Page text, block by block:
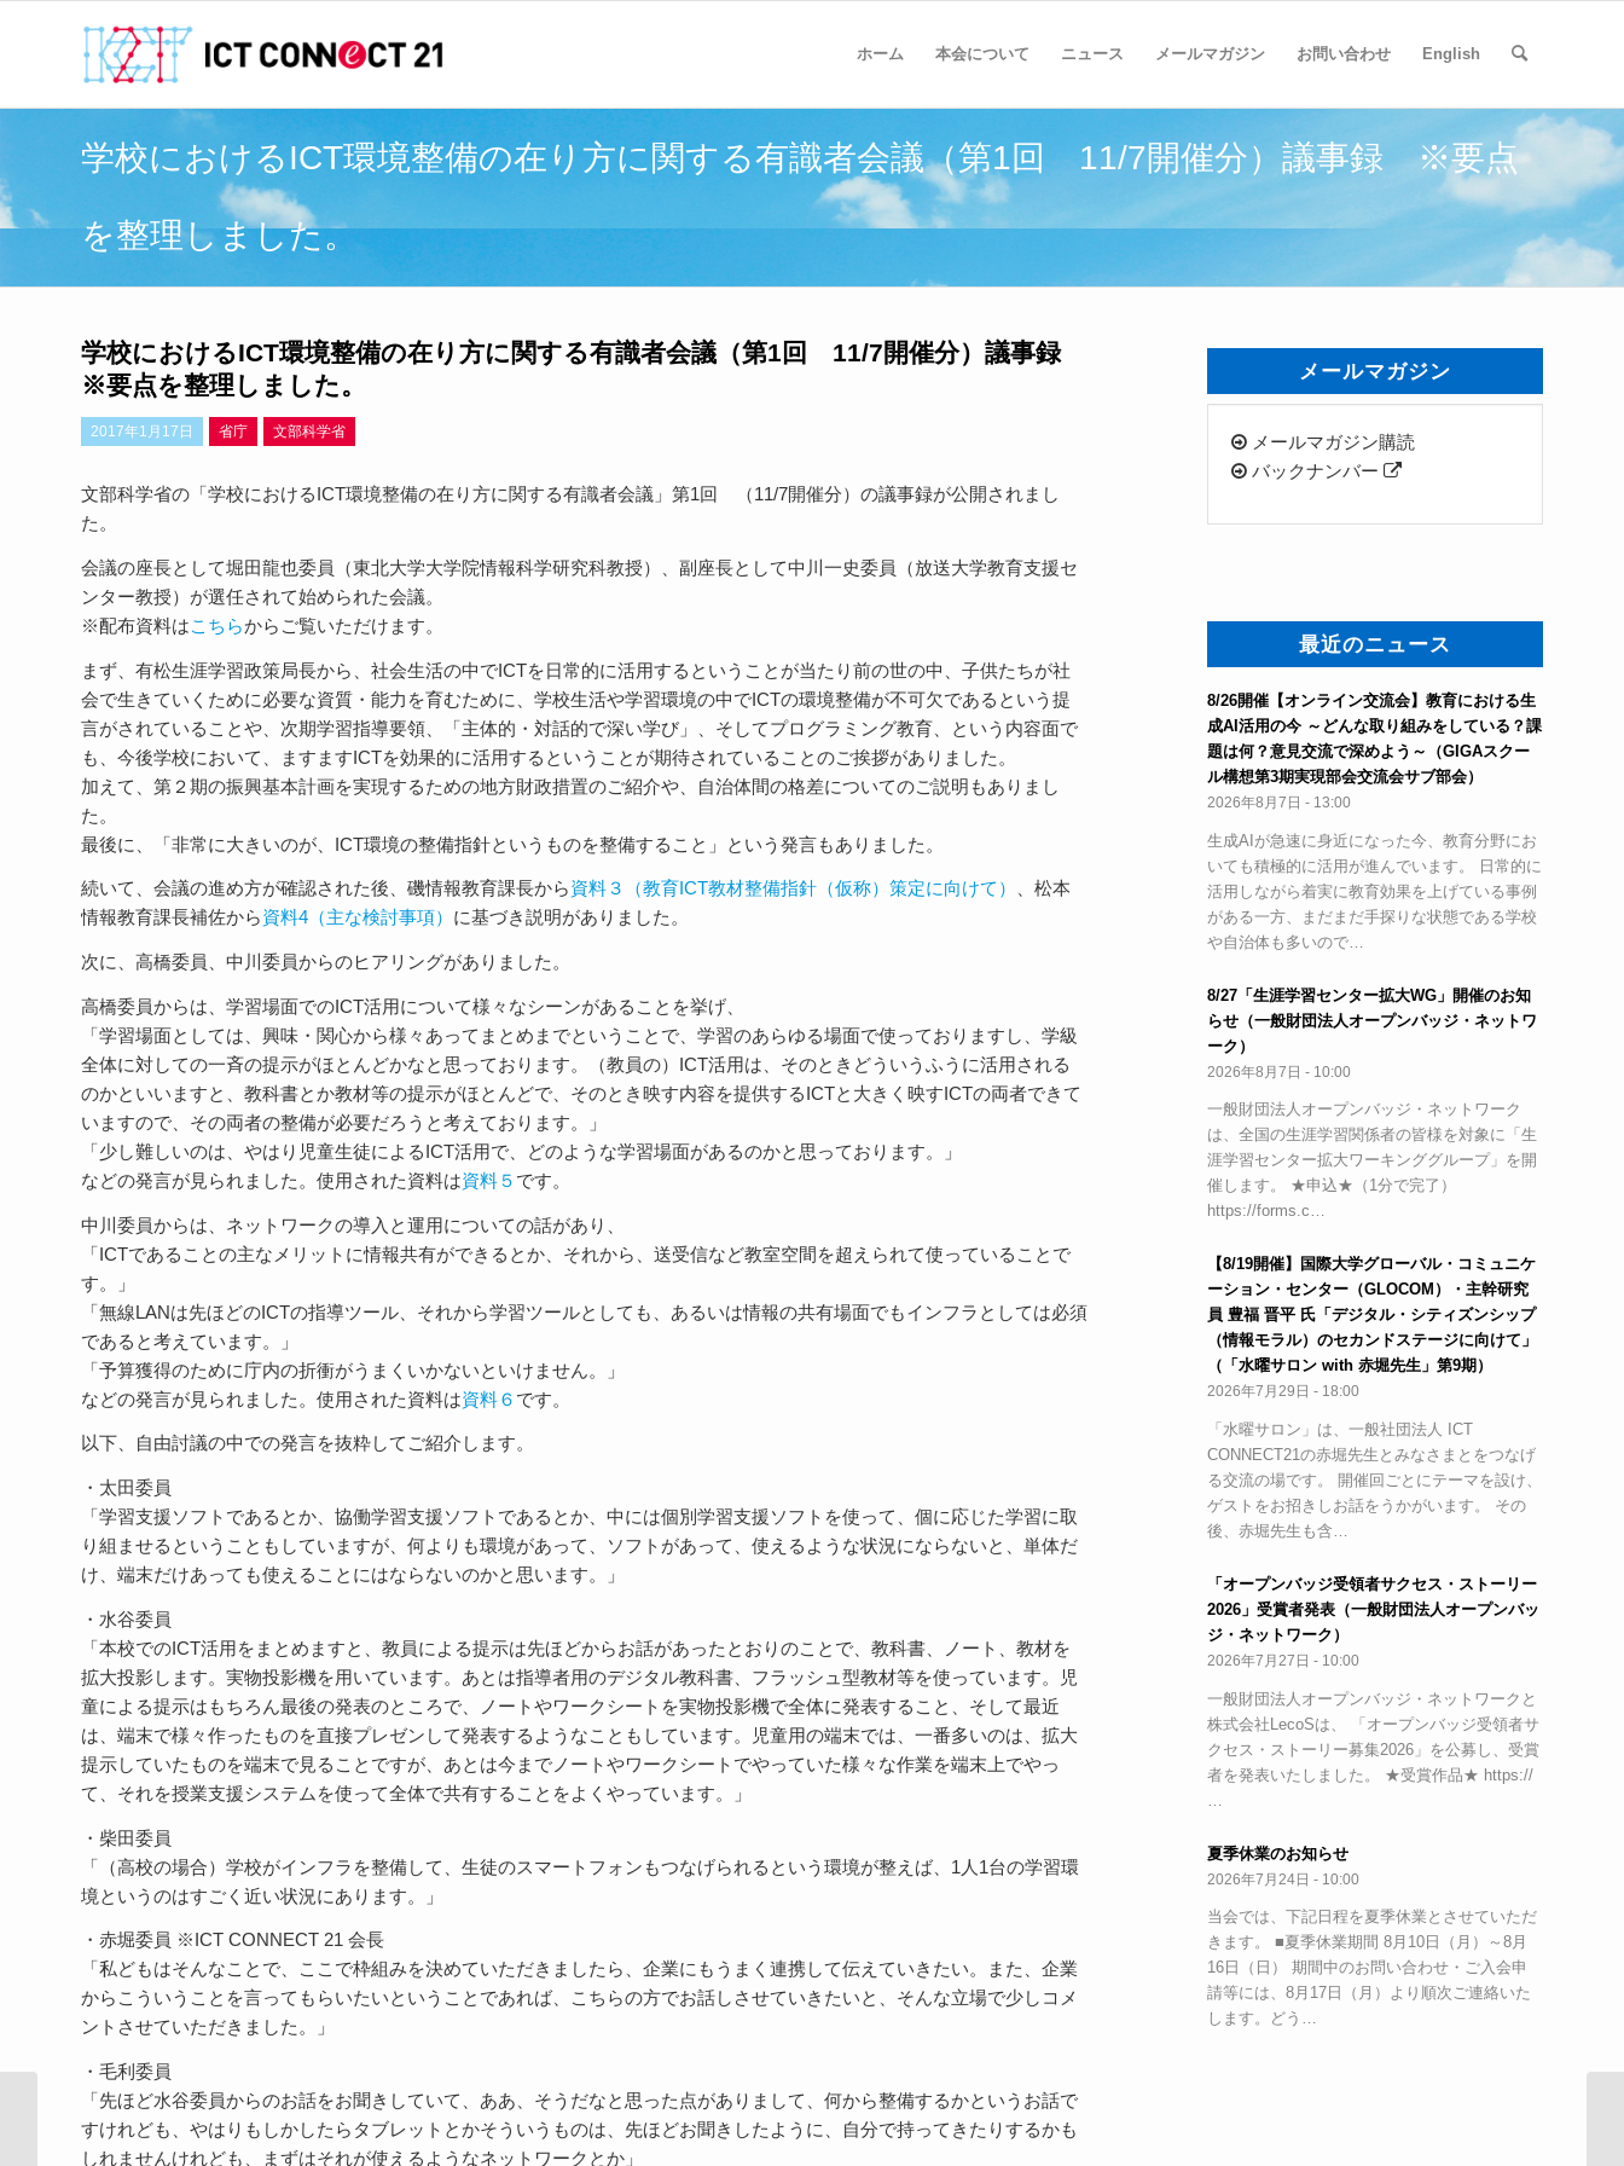
ホーム 本会について ニュース メールマガジン お問い合わせ English
学校におけるICT環境整備の在り方に関する有識者会議（第1回 11/7開催分）議事録 ※要点
を整理しました。
学校におけるICT環境整備の在り方に関する有識者会議（第1回 11/7開催分）議事録
※要点を整理しました。
2017年1月17日 省庁 文部科学省
文部科学省の「学校におけるICT環境整備の在り方に関する有識者会議」第1回 （11/7開催分）の議事録が公開されまし
た。
会議の座長として堀田龍也委員（東北大学大学院情報科学研究科教授）、副座長として中川一史委員（放送大学教育支援セ
ンター教授）が選任されて始められた会議。
※配布資料はこちらからご覧いただけます。
まず、有松生涯学習政策局長から、社会生活の中でICTを日常的に活用するということが当たり前の世の中、子供たちが社
会で生きていくために必要な資質・能力を育むために、学校生活や学習環境の中でICTの環境整備が不可欠であるという提
言がされていることや、次期学習指導要領、「主体的・対話的で深い学び」、そしてプログラミング教育、という内容面で
も、今後学校において、ますますICTを効果的に活用するということが期待されていることのご挨拶がありました。
加えて、第２期の振興基本計画を実現するための地方財政措置のご紹介や、自治体間の格差についてのご説明もありまし
た。
最後に、「非常に大きいのが、ICT環境の整備指針というものを整備すること」という発言もありました。
続いて、会議の進め方が確認された後、磯情報教育課長から資料３（教育ICT教材整備指針（仮称）策定に向けて）
、松本
情報教育課長補佐から資料4（主な検討事項） に基づき説明がありました。
次に、高橋委員、中川委員からのヒアリングがありました。
高橋委員からは、学習場面でのICT活用について様々なシーンがあることを挙げ、
「学習場面としては、興味・関心から様々あってまとめまでということで、学習のあらゆる場面で使っておりますし、学級
全体に対しての一斉の提示がほとんどかなと思っております。（教員の）ICT活用は、そのときどういうふうに活用される
のかといいますと、教科書とか教材等の提示がほとんどで、そのとき映す内容を提供するICTと大きく映すICTの両者できて
いますので、その両者の整備が必要だろうと考えております。」
「少し難しいのは、やはり児童生徒によるICT活用で、どのような学習場面があるのかと思っております。」
などの発言が見られました。使用された資料は資料５ です。
中川委員からは、ネットワークの導入と運用についての話があり、
「ICTであることの主なメリットに情報共有ができるとか、それから、送受信など教室空間を超えられて使っていることで
す。」
「無線LANは先ほどのICTの指導ツール、それから学習ツールとしても、あるいは情報の共有場面でもインフラとしては必須
であると考えています。」
「予算獲得のために庁内の折衝がうまくいかないといけません。」
などの発言が見られました。使用された資料は資料６ です。
以下、自由討議の中での発言を抜粋してご紹介します。
・太田委員
「学習支援ソフトであるとか、協働学習支援ソフトであるとか、中には個別学習支援ソフトを使って、個に応じた学習に取
り組ませるということもしていますが、何よりも環境があって、ソフトがあって、使えるような状況にならないと、単体だ
け、端末だけあっても使えることにはならないのかと思います。」
・水谷委員
「本校でのICT活用をまとめますと、教員による提示は先ほどからお話があったとおりのことで、教科書、ノート、教材を
拡大投影します。実物投影機を用いています。あとは指導者用のデジタル教科書、フラッシュ型教材等を使っています。児
童による提示はもちろん最後の発表のところで、ノートやワークシートを実物投影機で全体に発表すること、そして最近
は、端末で様々作ったものを直接プレゼンして発表するようなこともしています。児童用の端末では、一番多いのは、拡大
提示していたものを端末で見ることですが、あとは今までノートやワークシートでやっていた様々な作業を端末上でやっ
て、それを授業支援システムを使って全体で共有することをよくやっています。」
・柴田委員
「（高校の場合）学校がインフラを整備して、生徒のスマートフォンもつなげられるという環境が整えば、1人1台の学習環
境というのはすごく近い状況にあります。」
・赤堀委員 ※ICT CONNECT 21 会長
「私どもはそんなことで、ここで枠組みを決めていただきましたら、企業にもうまく連携して伝えていきたい。また、企業
からこういうことを言ってもらいたいということであれば、こちらの方でお話しさせていきたいと、そんな立場で少しコメ
ントさせていただきました。」
・毛利委員
「先ほど水谷委員からのお話をお聞きしていて、ああ、そうだなと思った点がありまして、何から整備するかというお話で
すけれども、やはりもしかしたらタブレットとかそういうものは、先ほどお聞きしたように、自分で持ってきたりするかも
しれませんけれども、まずはそれが使えるようなネットワークとか」
メールマガジン
メールマガジン購読
バックナンバー
最近のニュース
8/26開催【オンライン交流会】教育における生
成AI活用の今 ～どんな取り組みをしている？課
題は何？意見交流で深めよう～（GIGAスクー
ル構想第3期実現部会交流会サブ部会）
2026年8月7日 - 13:00
生成AIが急速に身近になった今、教育分野にお
いても積極的に活用が進んでいます。 日常的に
活用しながら着実に教育効果を上げている事例
がある一方、まだまだ手探りな状態である学校
や自治体も多いので…
8/27「生涯学習センター拡大WG」開催のお知
らせ（一般財団法人オープンバッジ・ネットワ
ーク）
2026年8月7日 - 10:00
一般財団法人オープンバッジ・ネットワーク
は、全国の生涯学習関係者の皆様を対象に「生
涯学習センター拡大ワーキンググループ」を開
催します。 ★申込★（1分で完了）
https://forms.c…
【8/19開催】国際大学グローバル・コミュニケ
ーション・センター（GLOCOM）・主幹研究
員 豊福 晋平 氏「デジタル・シティズンシップ
（情報モラル）のセカンドステージに向けて」
（「水曜サロン with 赤堀先生」第9期）
2026年7月29日 - 18:00
「水曜サロン」は、一般社団法人 ICT
CONNECT21の赤堀先生とみなさまとをつなげ
る交流の場です。 開催回ごとにテーマを設け、
ゲストをお招きしお話をうかがいます。 その
後、赤堀先生も含…
「オープンバッジ受領者サクセス・ストーリー
2026」受賞者発表（一般財団法人オープンバッ
ジ・ネットワーク）
2026年7月27日 - 10:00
一般財団法人オープンバッジ・ネットワークと
株式会社LecoSは、 「オープンバッジ受領者サ
クセス・ストーリー募集2026」を公募し、受賞
者を発表いたしました。 ★受賞作品★ https://
夏季休業のお知らせ
2026年7月24日 - 10:00
当会では、下記日程を夏季休業とさせていただ
きます。 ■夏季休業期間 8月10日（月）～8月
16日（日） 期間中のお問い合わせ・ご入会申
請等には、8月17日（月）より順次ご連絡いた
します。どう…
第14回校務系-学習系情報連携SWGを
行いました。